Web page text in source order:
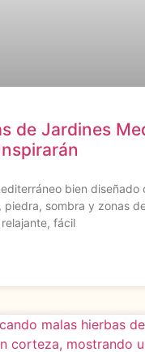
de Jardines
bien diseñado
piedra, sombra y zonas
fácil